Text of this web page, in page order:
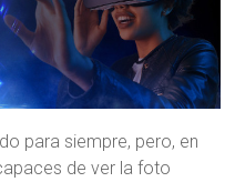
para siempre, pero, en
de ver la foto